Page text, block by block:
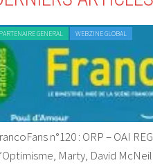
GENERAL WEBZINE GLOBAL
n°120 : ORP – OAI
Marty, David